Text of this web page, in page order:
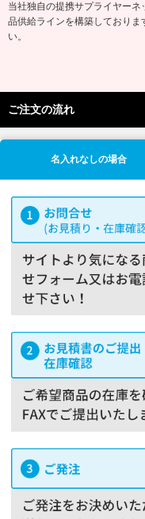
当社独自の提携サプライヤー
品供給ラインを構築しており
い。
ご注文の流れ
名入れなしの場合